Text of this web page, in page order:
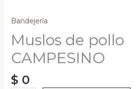
Bandejería
Muslos de pollo
CAMPESINO
$ 0